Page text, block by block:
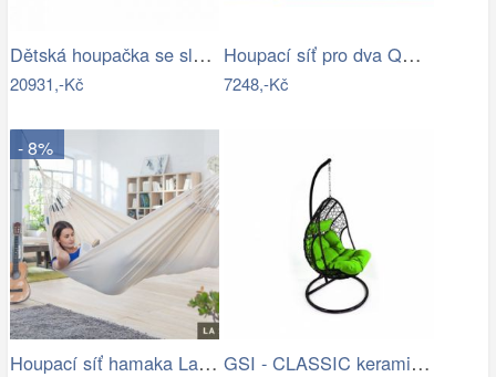
Dětská houpačka se sluzavkou - VK
20931,-Kč
Houpací síť pro dva QUEEN modrá
7248,-Kč
- 8%
Houpací síť hamaka La Siesta MODESTA -… GSI - CLASSIC keramický sloup k…